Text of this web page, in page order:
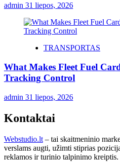
admin 31 liepos, 2026
TRANSPORTAS
What Makes Fleet Fuel
Tracking Control
admin 31 liepos, 2026
Kontaktai
Webstudio.lt – tai skaitmeninio
verslams augti, užimti stiprias
reklamos ir turinio talpinimo kreiptis.